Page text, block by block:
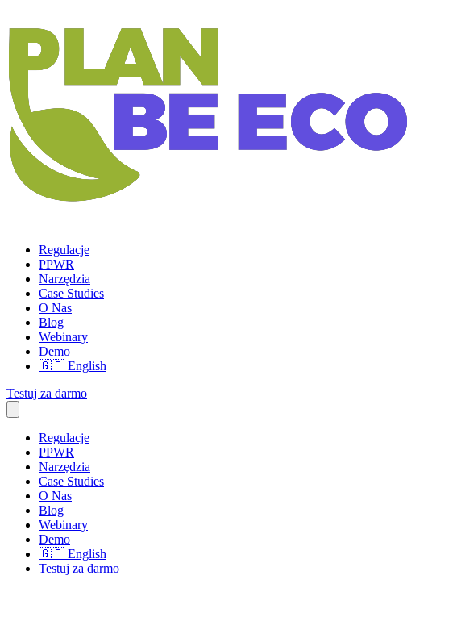
Regulacje
PPWR
Narzędzia
Case Studies
O Nas
Blog
Webinary
Demo
🇬🇧 English
Testuj za darmo
Regulacje
PPWR
Narzędzia
Case Studies
O Nas
Blog
Webinary
Demo
🇬🇧 English
Testuj za darmo